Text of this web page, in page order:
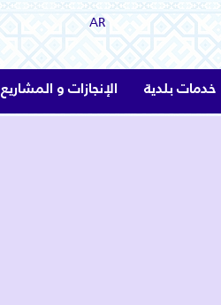
AR
الإنجازات و المشاريع خدمات بلدية